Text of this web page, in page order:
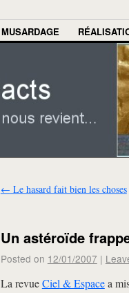
MUSARDAGE
← Le hasard fait bien les choses
Un astéroïde
Posted on 12/01/2007 |
La revueCiel & Espacea